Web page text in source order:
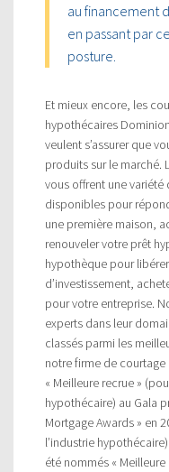
au financement
en passant par
posture.
Et mieux encore, les
hypothécaires
veulent s’assurer que
produits sur le marché.
vous offrent une
disponibles pour
une première maison,
renouveler votre prêt
hypothèque pour
d’investissement,
pour votre entreprise.
experts dans leur
classés parmi les
notre firme de courtage
« Meilleure recrue »
hypothécaire) au Gala
Mortgage Awards » en
l’industrie
été nommés «